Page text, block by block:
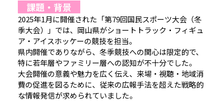
課題・背景
2025年1月に開催された「第79回国民スポーツ大会（冬
季大会）」では、岡山県がショートトラック・フィギュ
ア・アイスホッケーの競技を担当。
県内開催でありながら、冬季競技への関心は限定的で、
特に若年層やファミリー層への認知が不十分でした。
大会開催の意義や魅力を広く伝え、来場・視聴・地域消
費の促進を図るために、従来の広報手法を超えた戦略的
な情報発信が求められていました。